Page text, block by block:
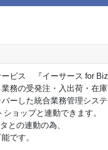
ビス 『イーサース for Biz
務の受発注・入出荷・在庫
ーした統合業務管理システ
ョップと連動できます。
との連動の為、
です。